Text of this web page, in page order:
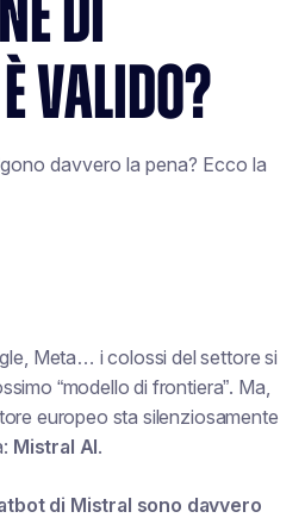
DI
VALIDO?
davvero la pena? Ecco la
Meta… i colossi del settore si
“modello di frontiera”. Ma,
europeo sta silenziosamente
Mistral AI.
di Mistral sono davvero